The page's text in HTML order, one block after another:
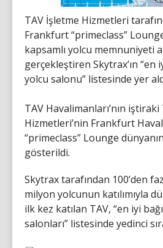
TAV İşletme Hizmetleri
Frankfurt “primeclass”
kapsamlı yolcu memnuniyeti
gerçekleştiren Skytrax’ın “en
yolcu salonu” listesinde yer
TAV Havalimanları’nın
Hizmetleri’nin Frankfurt
“primeclass” Lounge
gösterildi.
Skytrax tarafından 100’den
milyon yolcunun katılımıyla
ilk kez katılan TAV, “en iyi
salonları” listesinde yedinci